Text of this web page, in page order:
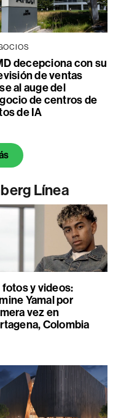
decepciona con su
de ventas
al auge del
de centros de
de IA
Línea
fotos y videos:
Yamal por
vez en
Colombia